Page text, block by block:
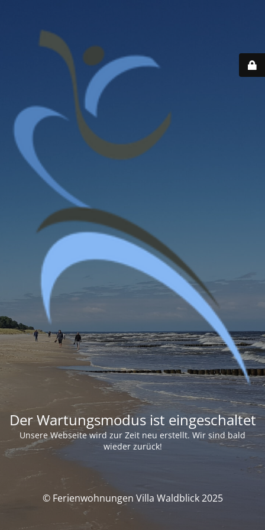
Der Wartungsmodus ist eingeschaltet
Unsere Webseite wird zur Zeit neu erstellt. Wir sind bald
wieder zurück!
© Ferienwohnungen Villa Waldblick 2025